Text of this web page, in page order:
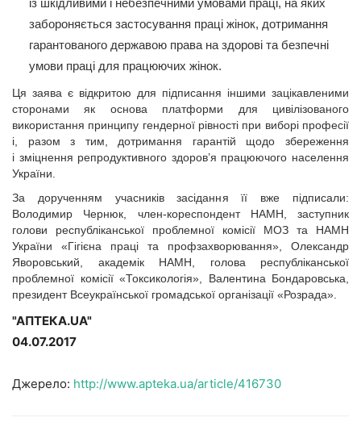
забороняється застосування праці жінок, дотримання
гарантованого державою права на здорові та безпечні
умови праці для працюючих жінок.
Ця заява є відкритою для підписання іншими зацікавленими
сторонами як основа платформи для цивілізованого
використання принципу гендерної рівності при виборі професії
і, разом з тим, дотримання гарантій щодо збереження
і зміцнення репродуктивного здоров’я працюючого населення
України.
За дорученням учасників засідання її вже підписали:
Володимир Чернюк, член-кореспондент НАМН, заступник
голови республіканської проблемної комісії МОЗ та НАМН
України «Гігієна праці та профзахворювання», Олександр
Яворовський, академік НАМН, голова республіканської
проблемної комісії «Токсикологія», Валентина Бондаровська,
президент Всеукраїнської громадської організації «Розрада».
"АПТЕКА.UA"
04.07.2017
Джерело: http://www.apteka.ua/article/416730